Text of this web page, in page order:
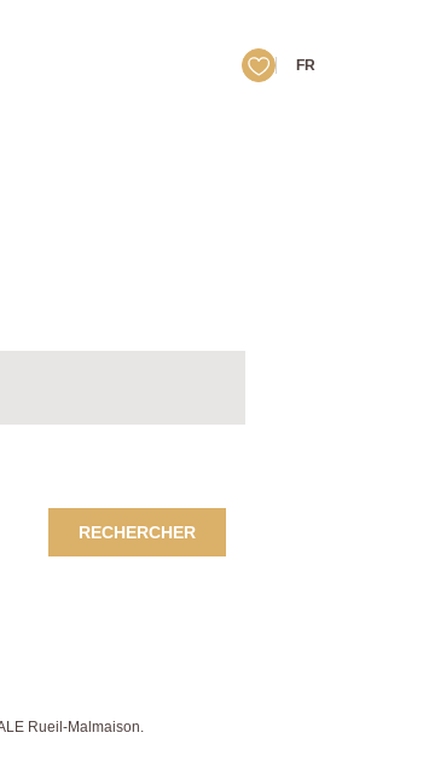
FR
RECHERCHER
Rueil-Malmaison.